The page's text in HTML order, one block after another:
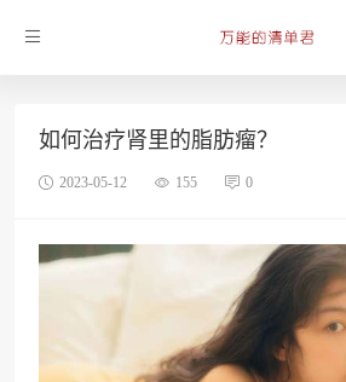
如何治疗肾里的脂肪瘤？
2023-05-12 155 0